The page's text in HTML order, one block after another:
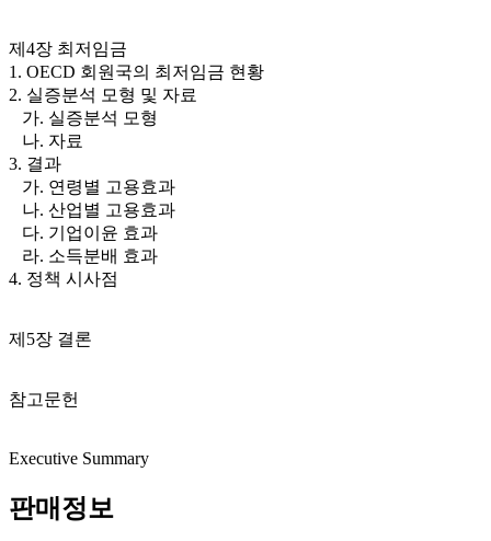
제4장 최저임금
1. OECD 회원국의 최저임금 현황
2. 실증분석 모형 및 자료
가. 실증분석 모형
나. 자료
3. 결과
가. 연령별 고용효과
나. 산업별 고용효과
다. 기업이윤 효과
라. 소득분배 효과
4. 정책 시사점
제5장 결론
참고문헌
Executive Summary
판매정보